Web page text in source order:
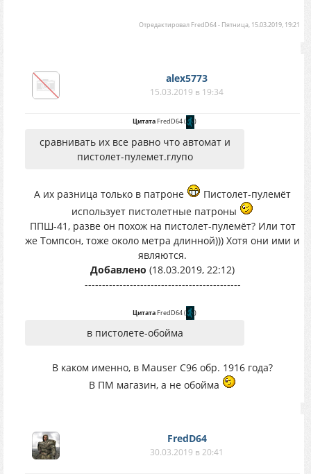
Отредактировал FredD64- Пятница, 15.03.2019, 19:21
alex5773
15.03.2019 в 19:34
ЦитатаFredD64( )
сравнивать их все равно что автомат и
пистолет-пулемет.глупо
А их разница только в патроне
Пистолет-пулемёт
использует пистолетные патроны
ППШ-41, разве он похож на пистолет-пулемёт? Или тот
же Томпсон, тоже около метра длинной))) Хотя они ими и
являются.
Добавлено (18.03.2019, 22:12)
---------------------------------------------
ЦитатаFredD64( )
в пистолете-обойма
В каком именно, в Mauser C96 обр. 1916 года?
В ПМ магазин, а не обойма
FredD64
30.03.2019 в 20:41